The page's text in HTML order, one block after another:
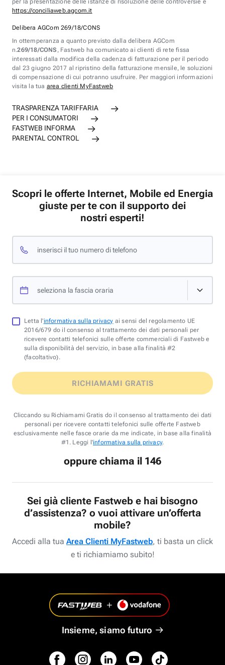
per la presentazione delle istanze di risoluzione delle controversie è
https://conciliaweb.agcom.it
Delibera AGCom 269/18/CONS
In ottemperanza a quanto previsto dalla delibera AGCom
n.269/18/CONS , Fastweb ha comunicato ai clienti di rete fissa
interessati dalla modifica della cadenza di fatturazione per il periodo
dal 23 giugno 2017 al ripristino della fatturazione mensile, le soluzioni
di compensazione di cui potranno usufruire. Per maggiori informazioni
visita la tua area clienti MyFastweb
TRASPARENZA TARIFFARIA
PER I CONSUMATORI
FASTWEB INFORMA
PARENTAL CONTROL
Scopri le offerte Internet, Mobile ed Energia
giuste per te con il supporto dei
nostri esperti!
inserisci il tuo numero di telefono
seleziona la fascia oraria
Letta l'informativa sulla privacy ai sensi del regolamento UE
2016/679 do il consenso al trattamento dei dati personali per
ricevere contatti telefonici sulle offerte commerciali di Fastweb e
sulla disponibilità del servizio, in base alla finalità #2
(facoltativo).
RICHIAMAMI GRATIS
Cliccando su Richiamami Gratis do il consenso al trattamento dei dati
personali per ricevere contatti telefonici sulle offerte Fastweb
esclusivamente nelle fasce orarie da me indicate, in base alla finalità
#1. Leggi l'informativa sulla privacy.
oppure chiama il 146
Sei già cliente Fastweb e hai bisogno
d’assistenza? o vuoi attivare un’offerta
mobile?
Accedi alla tua Area Clienti MyFastweb, ti basta un click
e ti richiamiamo subito!
Insieme, siamo futuro